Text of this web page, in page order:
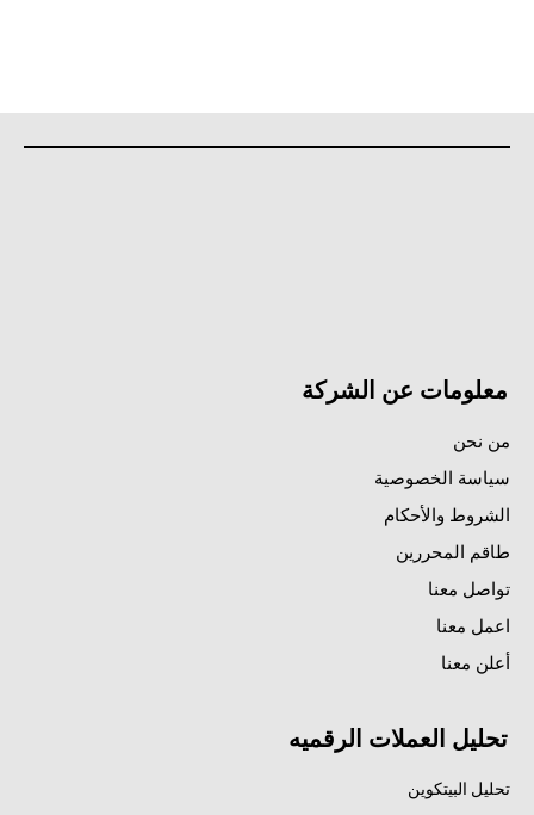
معلومات عن الشركة
من نحن
سياسة الخصوصية
الشروط والأحكام
طاقم المحررين
تواصل معنا
اعمل معنا
أعلن معنا
تحليل العملات الرقميه
تحليل البيتكوين